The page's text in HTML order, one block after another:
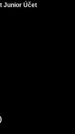
Junior Účet